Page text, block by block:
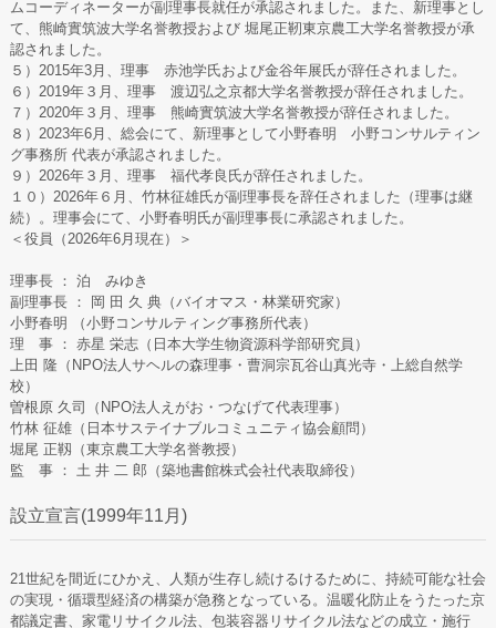
ムコーディネーターが副理事長就任が承認されました。また、新理事とし
て、熊崎實筑波大学名誉教授および 堀尾正靭東京農工大学名誉教授が承
認されました。
５）2015年3月、理事 赤池学氏および金谷年展氏が辞任されました。
６）2019年３月、理事 渡辺弘之京都大学名誉教授が辞任されました。
７）2020年３月、理事 熊崎實筑波大学名誉教授が辞任されました。
８）2023年6月、総会にて、新理事として小野春明 小野コンサルティン
グ事務所 代表が承認されました。
９）2026年３月、理事 福代孝良氏が辞任されました。
１０）2026年６月、竹林征雄氏が副理事長を辞任されました（理事は継
続）。理事会にて、小野春明氏が副理事長に承認されました。
＜役員（2026年6月現在）＞
理事長 ： 泊 みゆき
副理事長 ： 岡 田 久 典（バイオマス・林業研究家）
小野春明 （小野コンサルティング事務所代表）
理 事 ： 赤星 栄志（日本大学生物資源科学部研究員）
上田 隆（NPO法人サヘルの森理事・曹洞宗瓦谷山真光寺・上総自然学
校）
曽根原 久司（NPO法人えがお・つなげて代表理事）
竹林 征雄（日本サステイナブルコミュニティ協会顧問）
堀尾 正靱（東京農工大学名誉教授）
監 事 ： 土 井 二 郎（築地書館株式会社代表取締役）
設立宣言(1999年11月)
21世紀を間近にひかえ、人類が生存し続けるけるために、持続可能な社会
の実現・循環型経済の構築が急務となっている。温暖化防止をうたった京
都議定書、家電リサイクル法、包装容器リサイクル法などの成立・施行